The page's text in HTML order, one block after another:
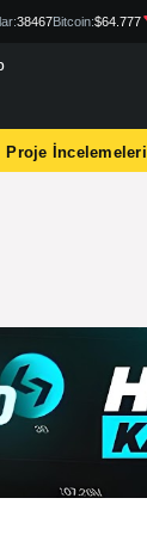
38467Bitcoin:$64.777
Proje İncelemeleri